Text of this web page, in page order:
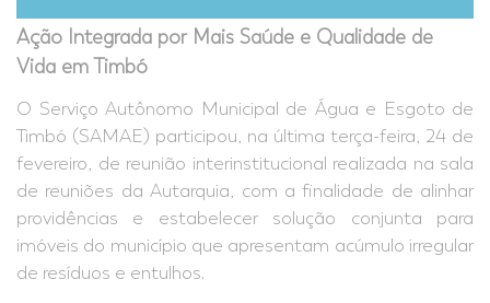
Ação Integrada por Mais Saúde e Qualidade de
Vida em Timbó
O Serviço Autônomo Municipal de Água e Esgoto de
Timbó (SAMAE) participou, na última terça-feira, 24 de
fevereiro, de reunião interinstitucional realizada na sala
de reuniões da Autarquia, com a finalidade de alinhar
providências e estabelecer solução conjunta para
imóveis do município que apresentam acúmulo irregular
de resíduos e entulhos.